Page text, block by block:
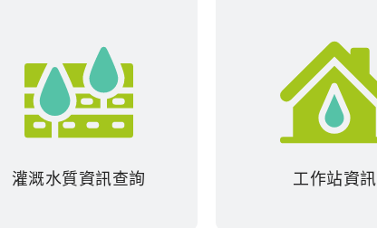
灌溉水質資訊查詢 工作站資訊